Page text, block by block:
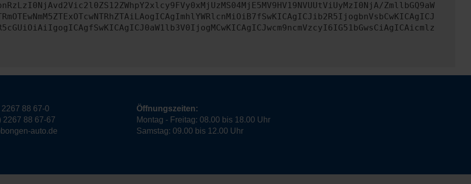
ZmllbGQ9aW
2267 88 67-0
2267 88 67-67
auto.de
Öffnungszeiten:
Montag - Freitag: 08.00 bis 18.00 Uhr
Samstag: 09.00 bis 12.00 Uhr